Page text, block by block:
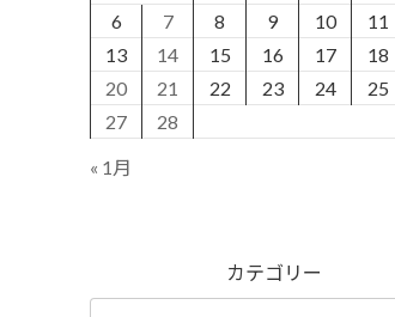
6
7 8 9 10 11
13
14 15 16 17 18
20
21 22 23 24 25
27
28
« 1月
カテゴリー